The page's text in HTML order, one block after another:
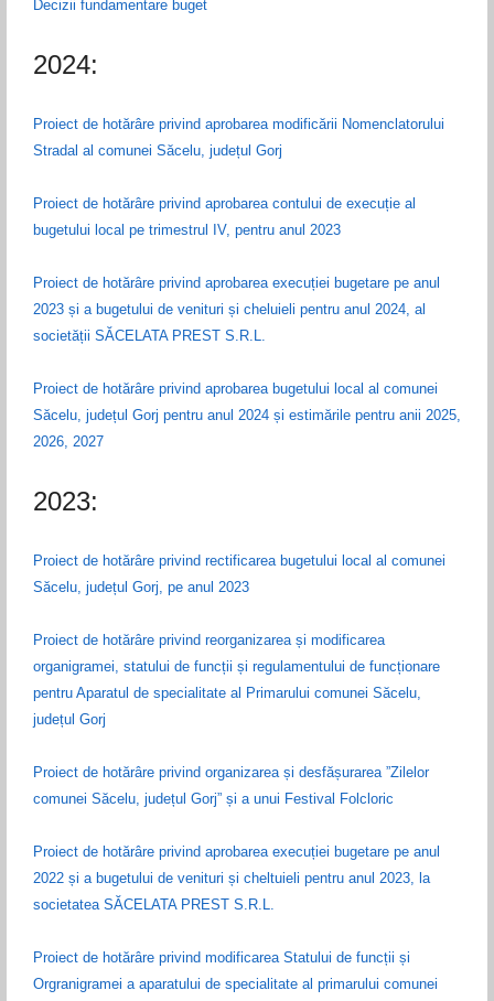
Decizii fundamentare buget
2024:
Proiect de hotărâre privind aprobarea modificării Nomenclatorului
Stradal al comunei Săcelu, județul Gorj
Proiect de hotărâre privind aprobarea contului de execuție al
bugetului local pe trimestrul IV, pentru anul 2023
Proiect de hotărâre privind aprobarea execuției bugetare pe anul
2023 și a bugetului de venituri și cheluieli pentru anul 2024, al
societății SĂCELATA PREST S.R.L.
Proiect de hotărâre privind aprobarea bugetului local al comunei
Săcelu, județul Gorj pentru anul 2024 și estimările pentru anii 2025,
2026, 2027
2023:
Proiect de hotărâre privind rectificarea bugetului local al comunei
Săcelu, județul Gorj, pe anul 2023
Proiect de hotărâre privind reorganizarea și modificarea
organigramei, statului de funcții și regulamentului de funcționare
pentru Aparatul de specialitate al Primarului comunei Săcelu,
județul Gorj
Proiect de hotărâre privind organizarea și desfășurarea ”Zilelor
comunei Săcelu, județul Gorj” și a unui Festival Folcloric
Proiect de hotărâre privind aprobarea execuției bugetare pe anul
2022 și a bugetului de venituri și cheltuieli pentru anul 2023, la
societatea SĂCELATA PREST S.R.L.
Proiect de hotărâre privind modificarea Statului de funcții și
Orgranigramei a aparatului de specialitate al primarului comunei